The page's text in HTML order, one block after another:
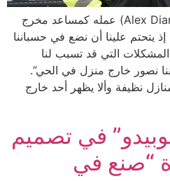
يصف “أليكس دايموند” (Alex Diamond) عمله كمساعد مخرج
إذ يتحتم علينا أن نضع في حسباننا
التي قد تسبب لنا
نصور خارج منزل في الحي”.
نظيفة وألا يظهر أحد خارج
في تصميم
“صنع في